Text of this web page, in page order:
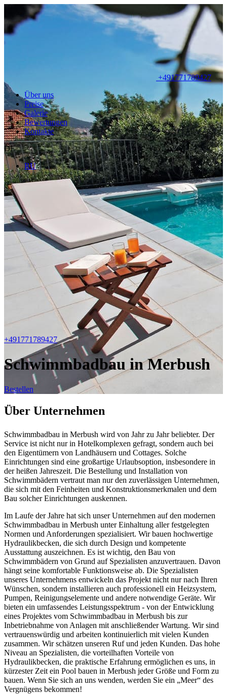
+491771789427
Über uns
Preise
Galerie
Bewertungen
Kontakte
DE
RU
+491771789427
Schwimmbadbau in Merbush
Bestellen
Über Unternehmen
Schwimmbadbau in Merbush wird von Jahr zu Jahr beliebter. Der
Service ist nicht nur in Hotelkomplexen gefragt, sondern auch bei
den Eigentümern von Landhäusern und Cottages. Solche
Einrichtungen sind eine großartige Urlaubsoption, insbesondere in
der heißen Jahreszeit. Die Bestellung und Installation von
Schwimmbädern vertraut man nur den zuverlässigen Unternehmen,
die sich mit den Feinheiten und Konstruktionsmerkmalen und dem
Bau solcher Einrichtungen auskennen.
Im Laufe der Jahre hat sich unser Unternehmen auf den modernen
Schwimmbadbau in Merbush unter Einhaltung aller festgelegten
Normen und Anforderungen spezialisiert. Wir bauen hochwertige
Hydraulikbecken, die sich durch Design und kompetente
Ausstattung auszeichnen. Es ist wichtig, den Bau von
Schwimmbädern von Grund auf Spezialisten anzuvertrauen. Davon
hängt seine komfortable Funktionsweise ab. Die Spezialisten
unseres Unternehmens entwickeln das Projekt nicht nur nach Ihren
Wünschen, sondern installieren auch professionell ein Heizsystem,
Pumpen, Reinigungselemente und andere notwendige Geräte. Wir
bieten ein umfassendes Leistungsspektrum - von der Entwicklung
eines Projektes vom Schwimmbadbau in Merbush bis zur
Inbetriebnahme von Anlagen mit anschließender Wartung. Wir sind
vertrauenswürdig und arbeiten kontinuierlich mit vielen Kunden
zusammen. Wir schätzen unseren Ruf und jeden Kunden. Das hohe
Niveau an Spezialisten, die vorteilhaften Vorteile von
Hydraulikbecken, die praktische Erfahrung ermöglichen es uns, in
kürzester Zeit ein Pool bauen in Merbush jeder Größe und Form zu
bauen. Wenn Sie sich an uns wenden, werden Sie ein „Meer“ des
Vergnügens bekommen!